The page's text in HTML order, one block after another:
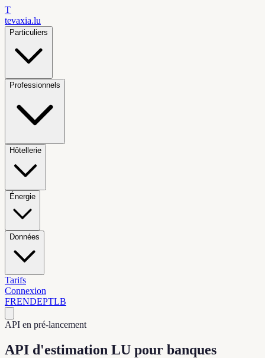
T
tevaxia.lu
Particuliers
Professionnels
Hôtellerie
Énergie
Données
Tarifs
Connexion
FRENDEPTLB
API en pré-lancement
API d'estimation LU pour banques